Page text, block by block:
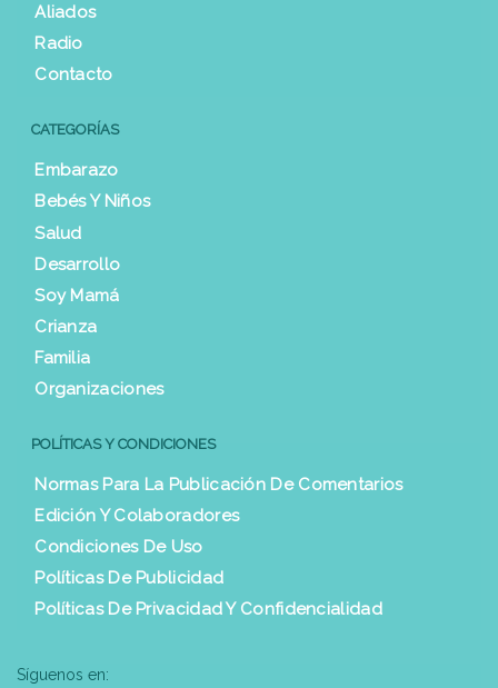
Aliados
Radio
Contacto
CATEGORÍAS
Embarazo
Bebés Y Niños
Salud
Desarrollo
Soy Mamá
Crianza
Familia
Organizaciones
POLÍTICAS Y CONDICIONES
Normas Para La Publicación De Comentarios
Edición Y Colaboradores
Condiciones De Uso
Políticas De Publicidad
Políticas De Privacidad Y Confidencialidad
Síguenos en: